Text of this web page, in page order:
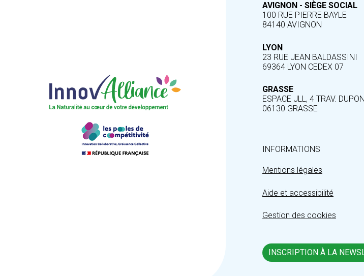
AVIGNON - SIÈGE SOCIAL
100 RUE PIERRE BAYLE
84140 AVIGNON
LYON
23 RUE JEAN BALDASSINI
69364 LYON CEDEX 07
GRASSE
ESPACE JLL, 4 TRAV.
06130 GRASSE
INFORMATIONS
Mentions légales
Aide et accessibilité
Gestion des cookies
INSCRIPTION À LA